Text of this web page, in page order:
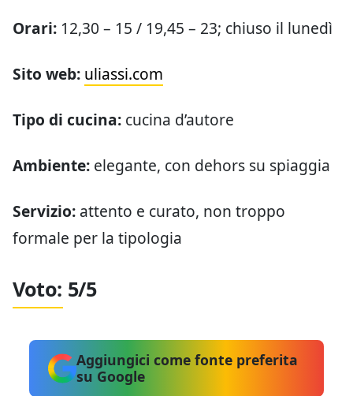
Orari: 12,30 – 15 / 19,45 – 23; chiuso il lunedì
Sito web: uliassi.com
Tipo di cucina: cucina d’autore
Ambiente: elegante, con dehors su spiaggia
Servizio: attento e curato, non troppo
formale per la tipologia
Voto: 5/5
Aggiungici come fonte preferita
su Google